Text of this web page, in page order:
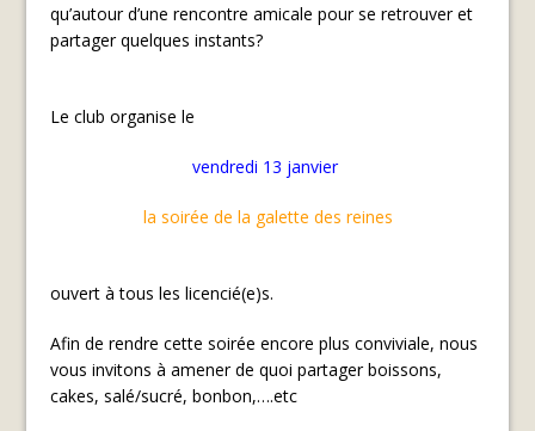
qu’autour d’une rencontre amicale pour se retrouver et
partager quelques instants?
Le club organise le
vendredi 13 janvier
la soirée de la galette des reines
ouvert à tous les licencié(e)s.
Afin de rendre cette soirée encore plus conviviale, nous
vous invitons à amener de quoi partager boissons,
cakes, salé/sucré, bonbon,….etc